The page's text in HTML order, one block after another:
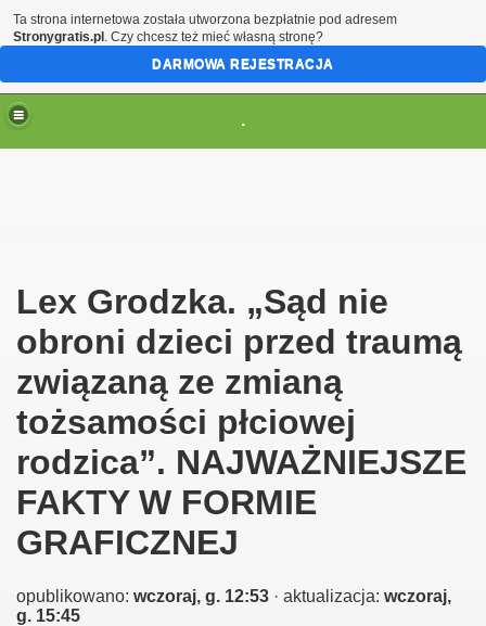
.
Lex Grodzka. „Sąd nie
obroni dzieci przed traumą
związaną ze zmianą
tożsamości płciowej
rodzica”. NAJWAŻNIEJSZE
FAKTY W FORMIE
GRAFICZNEJ
opublikowano: wczoraj, g. 12:53 · aktualizacja: wczoraj,
g. 15:45
Ta strona internetowa została utworzona bezpłatnie pod adresem
Stronygratis.pl . Czy chcesz też mieć własną stronę?
DARMOWA REJESTRACJA